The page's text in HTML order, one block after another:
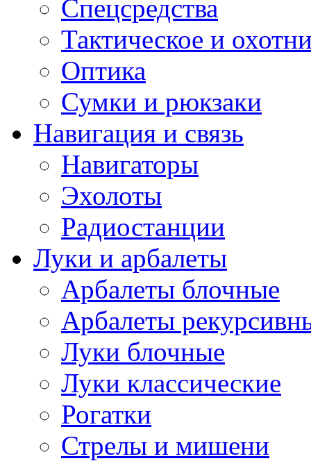
Спецсредства
Тактическое и
Оптика
Сумки и рюкзаки
Навигация и связь
Навигаторы
Эхолоты
Радиостанции
Луки и арбалеты
Арбалеты блочные
Арбалеты
Луки блочные
Луки классические
Рогатки
Стрелы и мишени